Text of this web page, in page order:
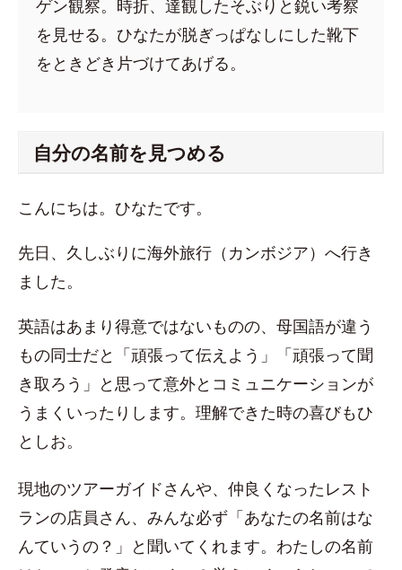
ゲン観察。時折、達観したそぶりと鋭い考察
を見せる。ひなたが脱ぎっぱなしにした靴下
をときどき片づけてあげる。
自分の名前を見つめる
こんにちは。ひなたです。
先日、久しぶりに海外旅行（カンボジア）へ行き
ました。
英語はあまり得意ではないものの、母国語が違う
もの同士だと「頑張って伝えよう」「頑張って聞
き取ろう」と思って意外とコミュニケーションが
うまくいったりします。理解できた時の喜びもひ
としお。
現地のツアーガイドさんや、仲良くなったレスト
ランの店員さん、みんな必ず「あなたの名前はな
んていうの？」と聞いてくれます。わたしの名前